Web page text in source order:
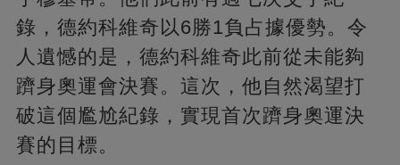
錄，德約科維奇以6勝1負占據優勢。令
人遺憾的是，德約科維奇此前從未能夠
躋身奧運會決賽。這次，他自然渴望打
破這個尷尬紀錄，實現首次躋身奧運決
賽的目標。